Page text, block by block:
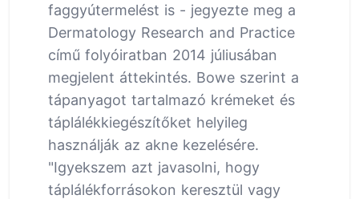
faggyútermelést is - jegyezte meg a
Dermatology Research and Practice
című folyóiratban 2014 júliusában
megjelent áttekintés. Bowe szerint a
tápanyagot tartalmazó krémeket és
táplálékkiegészítőket helyileg
használják az akne kezelésére.
"Igyekszem azt javasolni, hogy
táplálékforrásokon keresztül vagy